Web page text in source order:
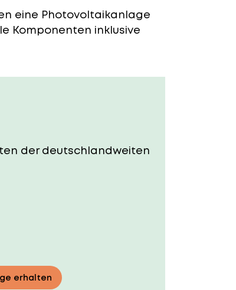
eine Photovoltaikanlage
Komponenten inklusive
der deutschlandweiten
erhalten